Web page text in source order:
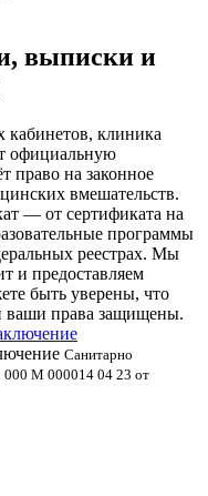
выписки и
клиника
официальную
право на законное
вмешательств.
— от сертификата на
программы
реестрах. Мы
и предоставляем
быть уверены, что
ваши права защищены.
Санитарно
000 М 000014 04 23 от